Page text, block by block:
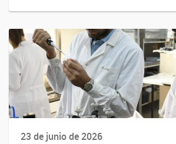
23 de junio de 2026